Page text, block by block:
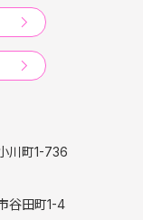
川町1-736
谷田町1-4